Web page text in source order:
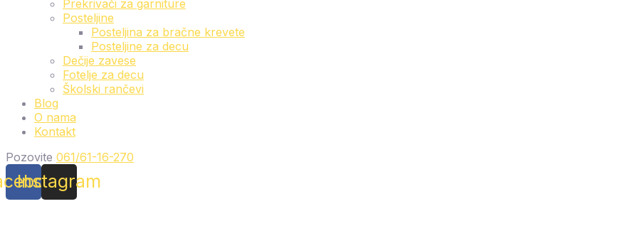
Prekrivači za garniture
Posteljine
Posteljina za bračne krevete
Posteljine za decu
Dečije zavese
Fotelje za decu
Školski rančevi
Blog
O nama
Kontakt
Pozovite 061/61-16-270
Instagram